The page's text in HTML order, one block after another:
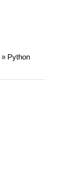
» Python